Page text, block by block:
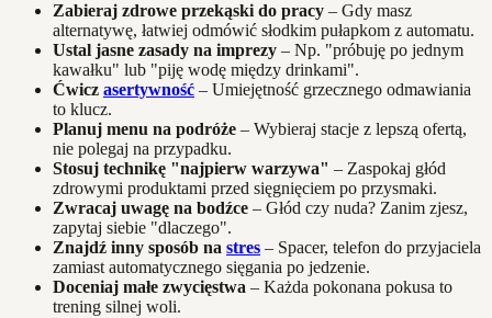
Zabieraj zdrowe przekąski do pracy – Gdy masz
alternatywę, łatwiej odmówić słodkim pułapkom z automatu.
Ustal jasne zasady na imprezy – Np. "próbuję po jednym
kawałku" lub "piję wodę między drinkami".
Ćwicz asertywność – Umiejętność grzecznego odmawiania
to klucz.
Planuj menu na podróże – Wybieraj stacje z lepszą ofertą,
nie polegaj na przypadku.
Stosuj technikę "najpierw warzywa" – Zaspokaj głód
zdrowymi produktami przed sięgnięciem po przysmaki.
Zwracaj uwagę na bodźce – Głód czy nuda? Zanim zjesz,
zapytaj siebie "dlaczego".
Znajdź inny sposób na stres – Spacer, telefon do przyjaciela
zamiast automatycznego sięgania po jedzenie.
Doceniaj małe zwycięstwa – Każda pokonana pokusa to
trening silnej woli.